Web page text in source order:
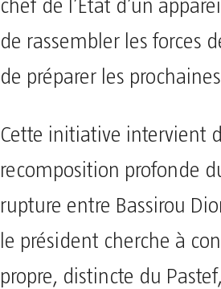
chef de l’État d’un
de rassembler les forces
de préparer les
Cette initiative intervient
recomposition profonde
rupture entre Bassirou
le président cherche à
propre, distincte du